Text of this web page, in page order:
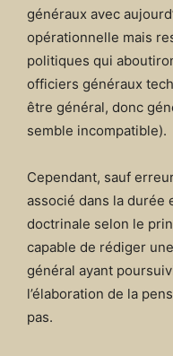
généraux avec
opérationnelle mais
politiques qui
officiers généraux
être général, donc
semble incompatible).
Cependant, sauf
associé dans la durée
doctrinale selon le
capable de rédiger
général ayant
l’élaboration de la
pas.